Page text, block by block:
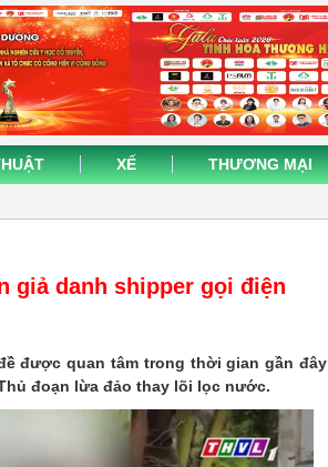
XẾ THƯƠNG MẠI
giả danh shipper gọi điện
được quan tâm trong thời gian gần đây
đoạn lừa đảo thay lõi lọc nước.